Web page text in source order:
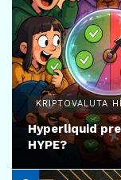
KRIPTOVALUTA
Hyperliquid
HYPE?